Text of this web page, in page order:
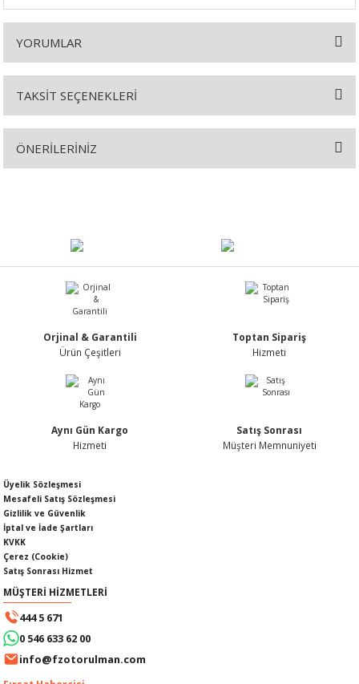
KAPAĞI
YORUMLAR
TAKSİT SEÇENEKLERİ
ÖNERİLERİNİZ
Ürün açıklamasında eksik bilgiler bulunuyor.
Ürün bilgilerinde hatalar bulunuyor.
Ürün fiyatı diğer sitelerden daha pahalı.
Bu ürüne benzer farklı alternatifler olmalı.
Orjinal & Garantili
Ürün Çeşitleri
Toptan Sipariş
Hizmeti
Aynı Gün Kargo
Hizmeti
Satış Sonrası
Müşteri Memnuniyeti
Üyelik Sözleşmesi
Mesafeli Satış Sözleşmesi
Gizlilik ve Güvenlik
İptal ve İade Şartları
KVKK
Çerez (Cookie)
Satış Sonrası Hizmet
MÜŞTERİ HİZMETLERİ
444 5 671
0 546 633 62 00
info@fzotorulman.com